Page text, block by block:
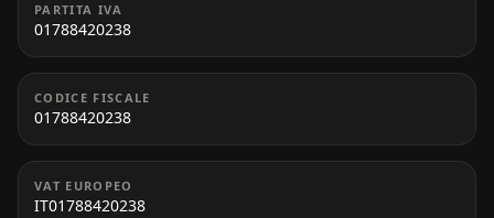
PARTITA IVA
01788420238
CODICE FISCALE
01788420238
VAT EUROPEO
IT01788420238